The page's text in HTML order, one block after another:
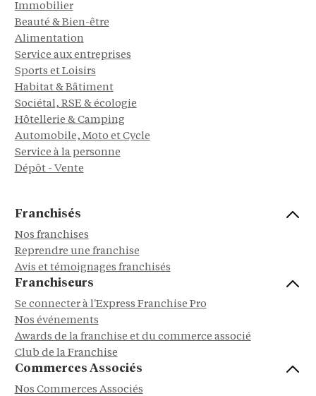
Immobilier
Beauté & Bien-être
Alimentation
Service aux entreprises
Sports et Loisirs
Habitat & Bâtiment
Sociétal, RSE & écologie
Hôtellerie & Camping
Automobile, Moto et Cycle
Service à la personne
Dépôt - Vente
Franchisés
Nos franchises
Reprendre une franchise
Avis et témoignages franchisés
Franchiseurs
Se connecter à l'Express Franchise Pro
Nos événements
Awards de la franchise et du commerce associé
Club de la Franchise
Commerces Associés
Nos Commerces Associés